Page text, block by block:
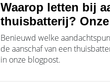
Waarop letten bij
thuisbatterij?
Benieuwd welke
de aanschaf van een
in onze blogpost.